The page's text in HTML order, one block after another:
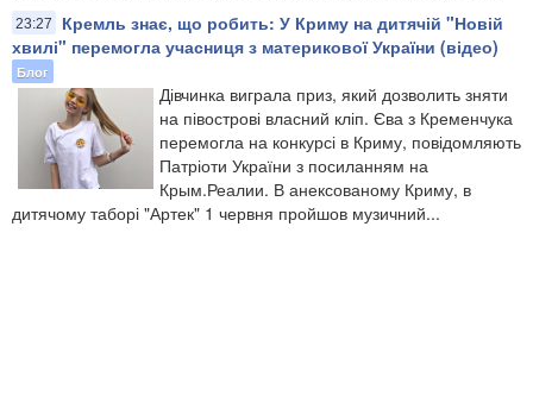
23:27
Кремль знає, що робить: У Криму на дитячій "Новій
хвилі" перемогла учасниця з материкової України (відео)
Блог
Дівчинка виграла приз, який дозволить зняти
на півострові власний кліп. Єва з Кременчука
перемогла на конкурсі в Криму, повідомляють
Патріоти України з посиланням на
Крым.Реалии. В анексованому Криму, в
дитячому таборі "Артек" 1 червня пройшов музичний...